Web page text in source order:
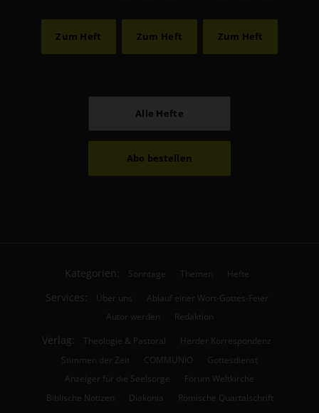
Zum Heft Zum Heft Zum Heft
Alle Hefte
Abo bestellen
Kategorien: Sonntage Themen Hefte
Services: Über uns
Ablauf einer Wort-Gottes-Feier
Autor werden
Redaktion
Verlag: Theologie & Pastoral
Herder Korrespondenz
Stimmen der Zeit
COMMUNIO
Gottesdienst
Anzeiger für die Seelsorge
Forum Weltkirche
Biblische Notizen
Diakonia Römische Quartalschrift